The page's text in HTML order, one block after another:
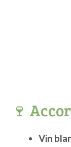
🍷
Vin